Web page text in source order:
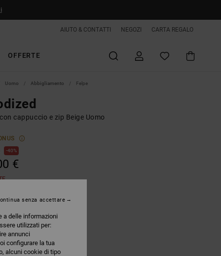
AIUTO & CONTATTI NEGOZI CARTA REGALO
OFFERTE
Uomo Abbigliamento Felpe
cappuccio e zip Beige Uomo
40%
€
a delle informazioni
utilizzati per:
annunci
configurare la tua
alcuni cookie di tipo
senza accettare